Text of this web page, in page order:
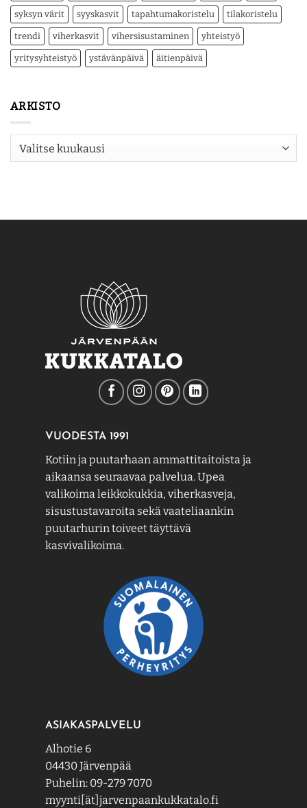
syksyn värit syyskasvit tapahtumakoristelu tilakoristelu
trendi viherkasvit vihersisustaminen yhteistyö
yritysyhteistyö ystävänpäivä äitienpäivä
ARKISTO
Arkisto
VUODESTA 1991
Kotiin ja puutarhaan ammattitaitoista ja
aikaansa seuraavaa palvelua. Upea
valikoima leikkokukkia, viherkasveja,
sisustustavaroita sekä vaateliaankin
puutarhurin toiveet täyttävä
kasvivalikoima.
ASIAKASPALVELU
Alhotie 6
04430 Järvenpää
Puhelin: 09-279 7070
myynti[ät]jarvenpaankukkatalo.fi